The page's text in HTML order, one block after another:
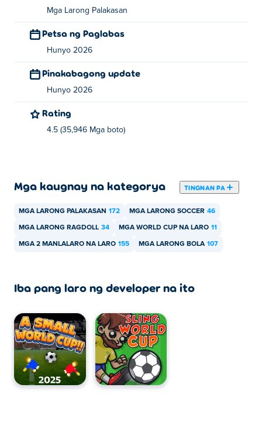
Pindutin nang matagal para mag-asinta, bitawan para
bumaril.
Sino ang lumikha ng Isang Maliit na World Cup
Ang A Small World Cup 2 ay nilikha ng Rujo Games.
Laruin ang iba pa nilang mga laro sa Poki:
Maaari mong laruin ang A Small World Cup 2 nang libre
Maaari ko bang laruin ang A Small World Cup
2 sa mga mobile device at desktop?
tablet.
Maaari ba akong maglaro ng A Small World
Cup 2 kasama ang aking kaibigan?
Oo! Ang A Small World Cup 2 ay isang single o local
multiplayer na laro para makapaglaro ka kasama ang
iyong kaibigan sa iisang device!
Mga Larong Palakasan
Petsa ng Paglabas
Hunyo 2026
Pinakabagong update
Hunyo 2026
Rating
4.5 (35,946 Mga boto)
Mga kaugnay na kategorya TINGNAN PA
MGA LARONG PALAKASAN 172 MGA LARONG SOCCER 46
MGA LARONG RAGDOLL 34 MGA WORLD CUP NA LARO 11
MGA 2 MANLALARO NA LARO 155 MGA LARONG BOLA 107
Iba pang laro ng developer na ito